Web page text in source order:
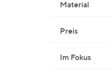
Material
Preis
Im Fokus